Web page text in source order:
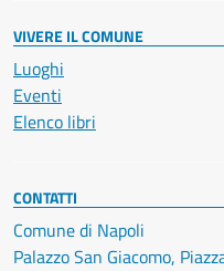
VIVERE IL COMUNE
Luoghi
Eventi
Elenco libri
CONTATTI
Comune di Napoli
Palazzo San Giacomo,